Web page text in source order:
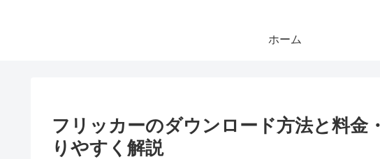
ホーム
フリッカーのダウンロード方法と料金
りやすく解説